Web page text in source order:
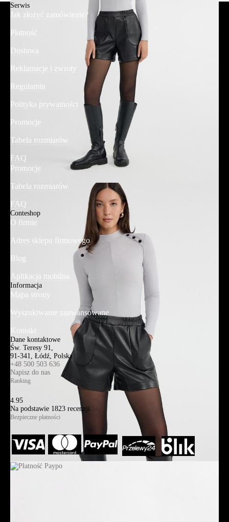
Serwis
Jak złożyć zamówienie?
Płatność
Dostawa
Reklamacje i zwroty
Regulamin
Polityka prywatności
Promocje
Tabela rozmiarów
FAQ
Promocje
Tabela rozmiarów
FAQ
Conteshop
O firmie
Adres sklepu firmowego
Blog
Aplikacja mobilna
Informacja
Mapa strony
Wyszukiwanie zaawansowane
Kontakt
Dane kontaktowe
Św. Teresy 91,
91-341, Łódź, Polska
+48 500 503 636
Napisz do nas
Ranking
4.95
Na podstawie 1823 recenzji
Bezpieczne płatności